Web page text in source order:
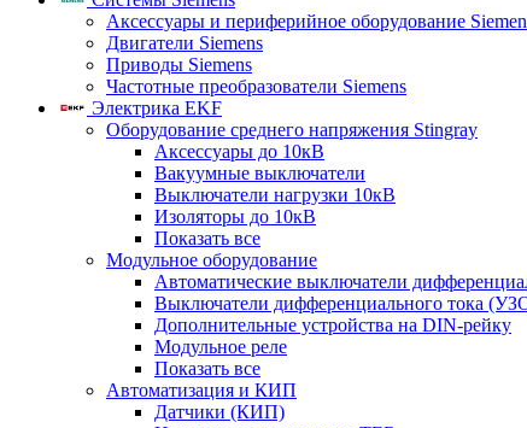
Аксессуары и периферийное оборудование
Двигатели Siemens
Приводы Siemens
Частотные преобразователи Siemens
Электрика EKF
Оборудование среднего напряжения Stingray
Аксессуары до 10кВ
Вакуумные выключатели
Выключатели нагрузки 10кВ
Изоляторы до 10кВ
Показать все
Модульное оборудование
Автоматические выключатели
Выключатели дифференциального тока
Дополнительные устройства на DIN-рейку
Модульное реле
Показать все
Автоматизация и КИП
Датчики (КИП)